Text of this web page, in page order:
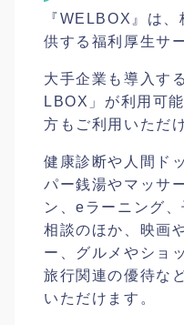
『WELBOX』は
供する福利厚生サ
大手企業も導入す
LBOX」が利用可
方もご利用いただ
健康診断や人間ド
パー銭湯やマッサ
ン、eラーニング
相談のほか、映画
ー、グルメやショ
旅行関連の優待な
いただけます。